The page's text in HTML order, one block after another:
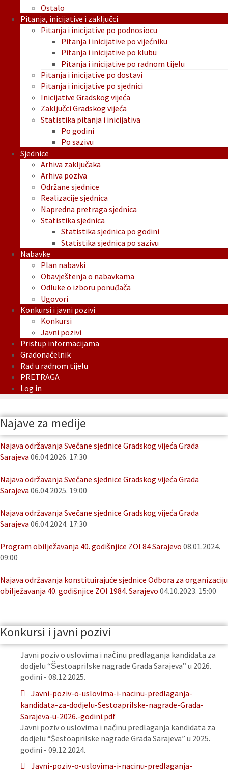
Ostalo
Pitanja, inicijative i zaključci
Pitanja i inicijative po podnosiocu
Pitanja i inicijative po vijećniku
Pitanja i inicijative po klubu
Pitanja i inicijative po radnom tijelu
Pitanja i inicijative po dostavi
Pitanja i inicijative po sjednici
Inicijative Gradskog vijeća
Zaključci Gradskog vijeća
Statistika pitanja i inicijativa
Po godini
Po sazivu
Sjednice
Arhiva zaključaka
Arhiva poziva
Održane sjednice
Realizacije sjednica
Napredna pretraga sjednica
Statistika sjednica
Statistika sjednica po godini
Statistika sjednica po sazivu
Nabavke
Plan nabavki
Obavještenja o nabavkama
Odluke o izboru ponuđača
Ugovori
Konkursi i javni pozivi
Konkursi
Javni pozivi
Pristup informacijama
Gradonačelnik
Rad u radnom tijelu
PRETRAGA
Log in
Najave za medije
Najava održavanja Svečane sjednice Gradskog vijeća Grada
Sarajeva 06.04.2026. 17:30
Najava održavanja Svečane sjednice Gradskog vijeća Grada
Sarajeva 06.04.2025. 19:00
Najava održavanja Svečane sjednice Gradskog vijeća Grada
Sarajeva 06.04.2024. 17:30
Program obilježavanja 40. godišnjice ZOI 84 Sarajevo 08.01.2024.
09:00
Najava održavanja konstituirajuće sjednice Odbora za organizaciju
obilježavanja 40. godišnjice ZOI 1984. Sarajevo 04.10.2023. 15:00
Konkursi i javni pozivi
Javni poziv o uslovima i načinu predlaganja kandidata za
dodjelu “Šestoaprilske nagrade Grada Sarajeva” u 2026.
godini - 08.12.2025.
Javni-poziv-o-uslovima-i-nacinu-predlaganja-
kandidata-za-dodjelu-Sestoaprilske-nagrade-Grada-
Sarajeva-u-2026.-godini.pdf
Javni poziv o uslovima i načinu predlaganja kandidata za
dodjelu “Šestoaprilske nagrade Grada Sarajeva” u 2025.
godini - 09.12.2024.
Javni-poziv-o-uslovima-i-nacinu-predlaganja-